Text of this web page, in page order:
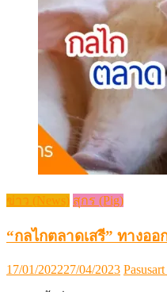
ข่าว (News) สุกร (Pig)
“กลไกตลาดเสรี” ทางออ
Posted
17/01/202227/04/2023 Author